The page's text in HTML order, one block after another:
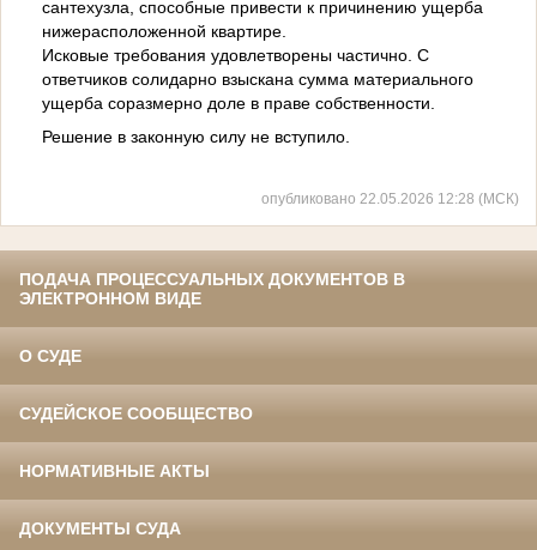
сантехузла, способные привести к причинению ущерба
нижерасположенной квартире.
Исковые требования удовлетворены частично. С
ответчиков солидарно взыскана сумма материального
ущерба соразмерно доле в праве собственности.
Решение в законную силу не вступило.
опубликовано 22.05.2026 12:28 (МСК)
ПОДАЧА ПРОЦЕССУАЛЬНЫХ ДОКУМЕНТОВ В
ЭЛЕКТРОННОМ ВИДЕ
О СУДЕ
СУДЕЙСКОЕ СООБЩЕСТВО
НОРМАТИВНЫЕ АКТЫ
ДОКУМЕНТЫ СУДА